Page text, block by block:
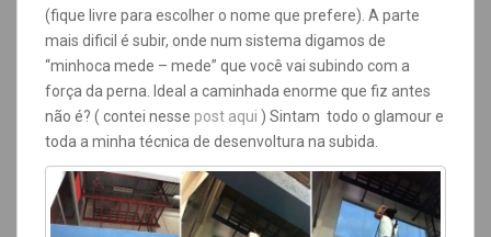
(fique livre para escolher o nome que prefere). A parte
mais dificil é subir, onde num sistema digamos de
“minhoca mede – mede” que você vai subindo com a
força da perna. Ideal a caminhada enorme que fiz antes
não é? ( contei nesse post aqui ) Sintam todo o glamour e
toda a minha técnica de desenvoltura na subida.